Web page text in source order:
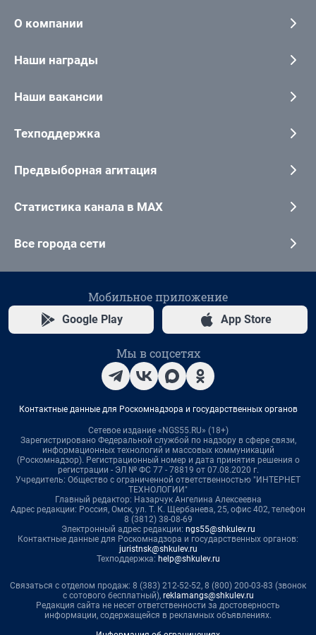
О компании
Наши награды
Наши вакансии
Техподдержка
Предвыборная агитация
Статистика канала в MAX
Все города сети
Мобильное приложение
Google Play App Store
Мы в соцсетях
Контактные данные для Роскомнадзора и государственных органов
Сетевое издание «NGS55.RU» (18+)
Зарегистрировано Федеральной службой по надзору в сфере связи,
информационных технологий и массовых коммуникаций
(Роскомнадзор). Регистрационный номер и дата принятия решения о
регистрации - ЭЛ № ФС 77 - 78819 от 07.08.2020 г.
Учредитель: Общество с ограниченной ответственностью "ИНТЕРНЕТ
ТЕХНОЛОГИИ"
Главный редактор: Назарчук Ангелина Алексеевна
Адрес редакции: Россия, Омск, ул. Т. К. Щербанева, 25, офис 402, телефон
8 (3812) 38-08-69
Электронный адрес редакции: ngs55@shkulev.ru
Контактные данные для Роскомнадзора и государственных органов:
juristnsk@shkulev.ru
Техподдержка: help@shkulev.ru
Связаться с отделом продаж: 8 (383) 212-52-52, 8 (800) 200-03-83 (звонок
с сотового бесплатный), reklamangs@shkulev.ru
Редакция сайта не несет ответственности за достоверность
информации, содержащейся в рекламных объявлениях.